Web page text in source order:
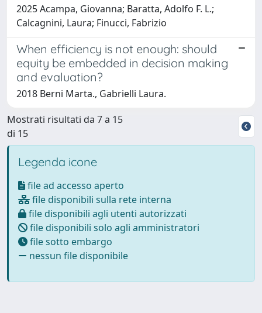
2025 Acampa, Giovanna; Baratta, Adolfo F. L.;
Calcagnini, Laura; Finucci, Fabrizio
When efficiency is not enough: should
equity be embedded in decision making
and evaluation?
2018 Berni Marta., Gabrielli Laura.
Mostrati risultati da 7 a 15
di 15
Legenda icone
file ad accesso aperto
file disponibili sulla rete interna
file disponibili agli utenti autorizzati
file disponibili solo agli amministratori
file sotto embargo
nessun file disponibile